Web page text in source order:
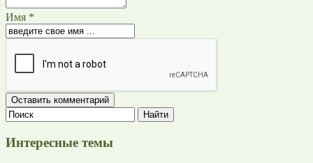
Имя *
Интересные темы